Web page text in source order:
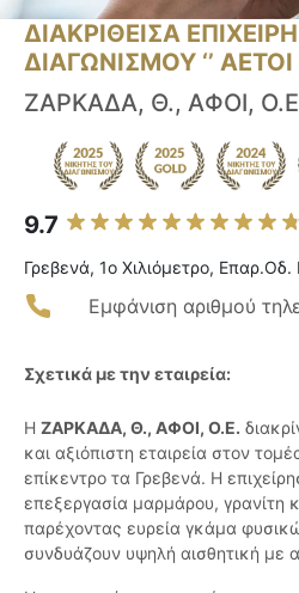
ΔΙΑΚΡΙΘΕΙΣΑ
ΔΙΑΓΩΝΙΣΜΟΥ ‘’ ΑΕΤΟΙ
ΖΑΡΚΑΔΑ, Θ., ΑΦΟΙ,
9.7
Γρεβενά, 1ο Χιλιόμετρο,
Εμφάνιση αριθμού
Σχετικά με την εταιρεία:
Η ΖΑΡΚΑΔΑ, Θ., ΑΦΟΙ, Ο.Ε.
και αξιόπιστη εταιρεία στον
επίκεντρο τα Γρεβενά. Η
επεξεργασία μαρμάρου, γρανίτη
παρέχοντας ευρεία γκάμα
συνδυάζουν υψηλή αισθητική με